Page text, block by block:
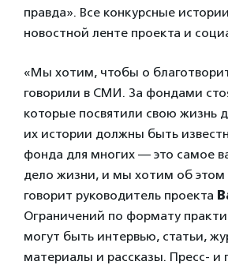
правда». Все конкурсные
новостной ленте проекта и
«Мы хотим, чтобы о
говорили в СМИ. За фондами
которые посвятили свою жизнь
их истории должны быть
фонда для многих — это самое
дело жизни, и мы хотим об этом
говорит руководитель проекта
Ограничений по формату
могут быть интервью, статьи,
материалы и рассказы. Пресс- и